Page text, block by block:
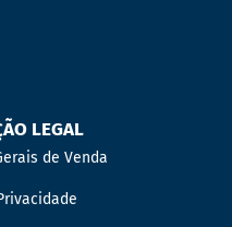
LEGAL
de Venda